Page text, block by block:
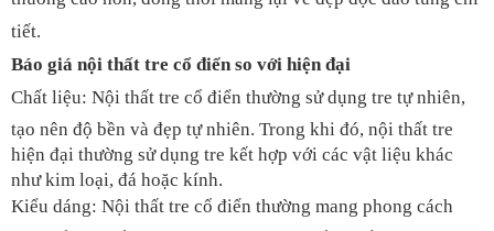
tiết.
Báo giá nội thất tre cổ điển so với hiện đại
Chất liệu: Nội thất tre cổ điển thường sử dụng tre tự nhiên,
tạo nên độ bền và đẹp tự nhiên. Trong khi đó, nội thất tre
hiện đại thường sử dụng tre kết hợp với các vật liệu khác
như kim loại, đá hoặc kính.
Kiểu dáng: Nội thất tre cổ điển thường mang phong cách